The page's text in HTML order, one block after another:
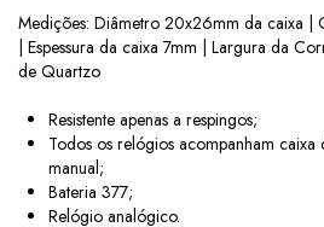
Medições: Diâmetro 20x26mm da caixa |
| Espessura da caixa 7mm | Largura da
de Quartzo
Resistente apenas a respingos;
Todos os relógios acompanham
manual;
Bateria 377;
Relógio analógico.